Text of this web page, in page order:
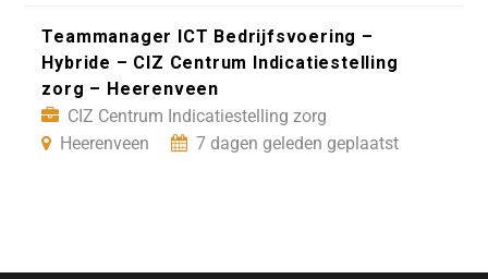
Teammanager ICT Bedrijfsvoering –
Hybride – CIZ Centrum Indicatiestelling
zorg – Heerenveen
CIZ Centrum Indicatiestelling zorg
Heerenveen
7 dagen geleden geplaatst